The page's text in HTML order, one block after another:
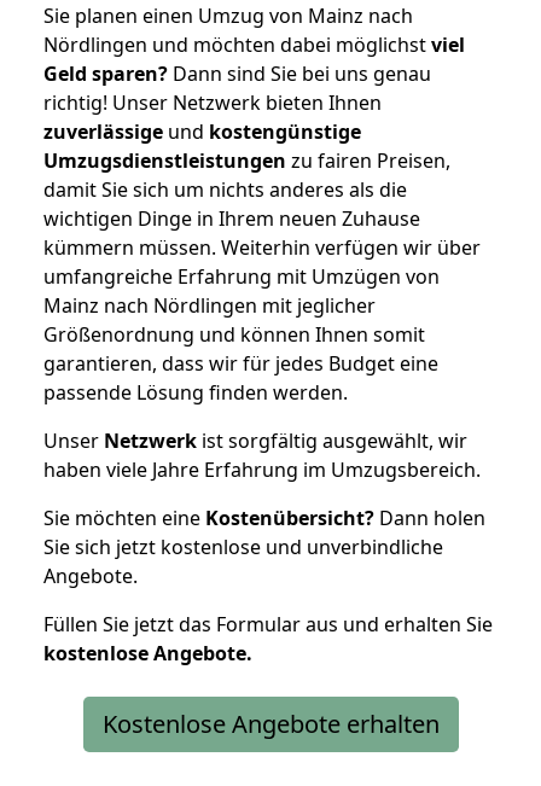
Sie planen einen Umzug von Mainz nach
Nördlingen und möchten dabei möglichstviel
Geld sparen? Dann sind Sie bei uns genau
richtig! Unser Netzwerk bieten Ihnen
zuverlässige und kostengünstige
Umzugsdienstleistungen zu fairen Preisen,
damit Sie sich um nichts anderes als die
wichtigen Dinge in Ihrem neuen Zuhause
kümmern müssen. Weiterhin verfügen wir über
umfangreiche Erfahrung mit Umzügen von
Mainz nach Nördlingen mit jeglicher
Größenordnung und können Ihnen somit
garantieren, dass wir für jedes Budget eine
passende Lösung finden werden.
Unser Netzwerk ist sorgfältig ausgewählt, wir
haben viele Jahre Erfahrung im Umzugsbereich.
Sie möchten eine Kostenübersicht? Dann holen
Sie sich jetzt kostenlose und unverbindliche
Angebote.
Füllen Sie jetzt das Formular aus und erhalten Sie
kostenloseAngebote.
Kostenlose Angebote erhalten